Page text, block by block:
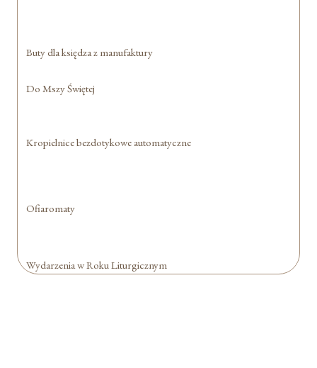
Buty dla księdza z manufaktury
Do Mszy Świętej
Kropielnice bezdotykowe automatyczne
Ofiaromaty
Wydarzenia w Roku Liturgicznym